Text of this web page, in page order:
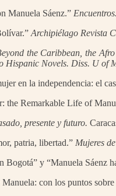
Manuela Sáenz.”
Archipiélago Revista
the Caribbean, the
Novels. Diss. U of
en la independencia: el
the Remarkable Life of
presente y futuro.
patria, libertad.” Mujeres
y “Manuela Sáenz
con los puntos sobre